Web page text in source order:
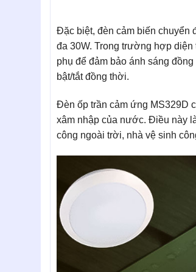
Đặc biệt, đèn cảm biến chuyển
đa 30W. Trong trường hợp
phụ để đảm bảo ánh sáng
bật/tắt đồng thời.
Đèn ốp trần cảm ứng MS329D
xâm nhập của nước. Điều này
công ngoài trời, nhà vệ sinh